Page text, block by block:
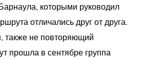
которыми руководил
отличались друг от друга.
также не повторяющий
прошла в сентябре группа